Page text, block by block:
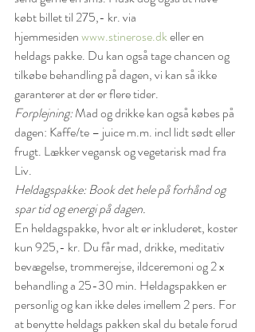
købt billet til 275,- kr. via
hjemmesiden www.stinerose.dk eller en
heldags pakke. Du kan også tage chancen og
tilkøbe behandling på dagen, vi kan så ikke
garanterer at der er flere tider.
Forplejning:Mad og drikke kan også købes på
dagen: Kaffe/te – juice m.m. incl lidt sødt eller
frugt. Lækker vegansk og vegetarisk mad fra
Liv.
Heldagspakke: Book det hele på forhånd og
spar tid og energi på dagen.
En heldagspakke, hvor alt er inkluderet, koster
kun 925,- kr. Du får mad, drikke, meditativ
bevægelse, trommerejse, ildceremoni og 2 x
behandling a 25-30 min. Heldagspakken er
personlig og kan ikke deles imellem 2 pers. For
at benytte heldags pakken skal du betale forud